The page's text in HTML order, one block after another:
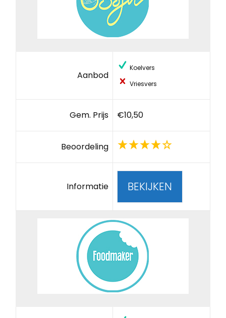
Aanbod
Koelvers
Vriesvers
Gem. Prijs €10,50
Beoordeling
Informatie BEKIJKEN